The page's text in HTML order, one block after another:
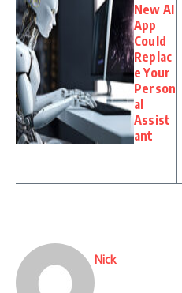
New AI
App
Could
Replac
e Your
Person
al
Assist
ant
Nick